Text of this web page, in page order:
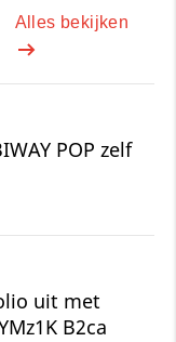
Alles bekijken
POP zelf
uit met
B2ca